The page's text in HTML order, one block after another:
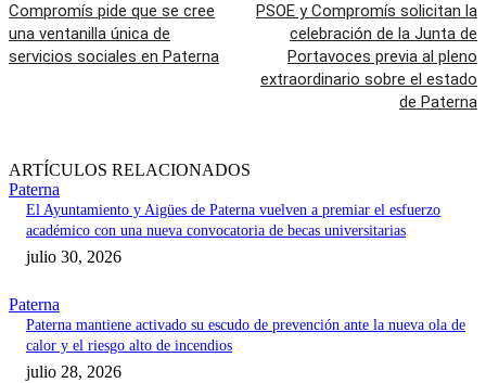
Compromís pide que se cree
una ventanilla única de
servicios sociales en Paterna
PSOE y Compromís solicitan la
celebración de la Junta de
Portavoces previa al pleno
extraordinario sobre el estado
de Paterna
ARTÍCULOS RELACIONADOS
Paterna
El Ayuntamiento y Aigües de Paterna vuelven a premiar el esfuerzo
académico con una nueva convocatoria de becas universitarias
julio 30, 2026
Paterna
Paterna mantiene activado su escudo de prevención ante la nueva ola de
calor y el riesgo alto de incendios
julio 28, 2026